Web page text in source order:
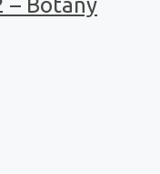
– Botany